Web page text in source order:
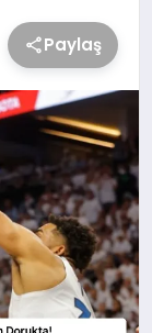
Paylaş